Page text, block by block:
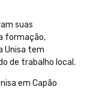
suas
formação,
Unisa tem
de trabalho local.
em Capão